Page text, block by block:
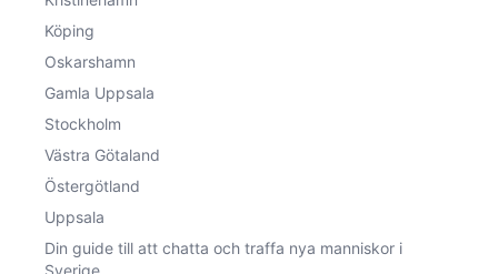
Köping
Oskarshamn
Gamla Uppsala
Stockholm
Västra Götaland
Östergötland
Uppsala
Din guide till att chatta och traffa nya manniskor i
Sverige